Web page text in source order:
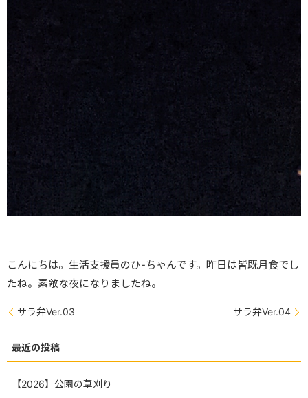
こんにちは。生活支援員のひ-ちゃんです。昨日は皆既月食でし
たね。素敵な夜になりましたね。
サラ弁Ver.03 サラ弁Ver.04
【2026】公園の草刈り